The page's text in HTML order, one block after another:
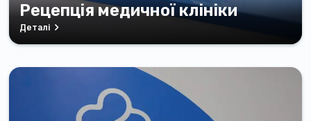
Рецепція медичної клініки
Деталі